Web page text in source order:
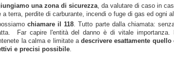
una zona di sicurezza, da valutare di caso in
terra, perdite di carburante, incendi o fuge di gas ed ogni
chiamare il 118. Tutto parte dalla chiamata:
Far capire l'entità del danno è di vitale
la calma e limitate adescrivere esattamente quello
e precisi possibile.